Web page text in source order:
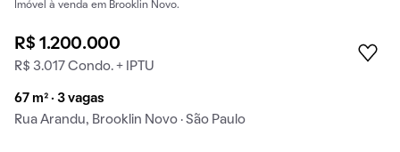
Imóvel à venda em Brooklin Novo.
R$ 1.200.000
R$ 3.017 Condo. + IPTU
67 m² · 3 vagas
Rua Arandu, Brooklin Novo · São Paulo